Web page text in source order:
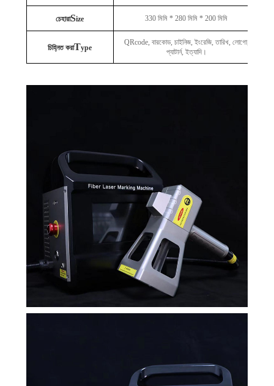
চেহারাSize 330 মিমি * 280 মিমি * 200 মিমি
চিহ্নিত করাType
QRcode, বারকোড, চাইনিজ, ইংরেজি, তারিখ, লোগো,
প্যাটার্ন, ইত্যাদি।